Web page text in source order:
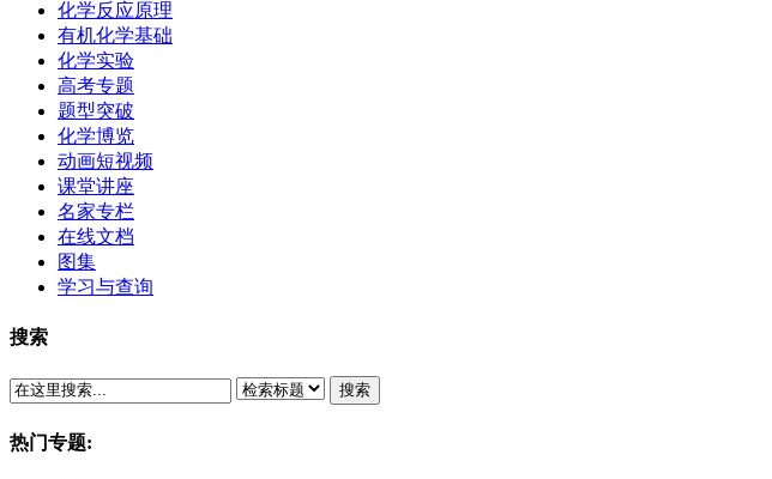
化学反应原理
有机化学基础
化学实验
高考专题
题型突破
化学博览
动画短视频
课堂讲座
名家专栏
在线文档
图集
学习与查询
搜索
搜索
热门专题: